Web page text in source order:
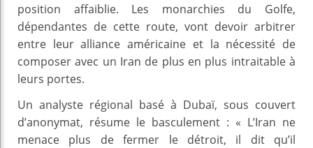
position affaiblie. Les monarchies du Golfe,
dépendantes de cette route, vont devoir arbitrer
entre leur alliance américaine et la nécessité de
composer avec un Iran de plus en plus intraitable à
leurs portes.
Un analyste régional basé à Dubaï, sous couvert
d’anonymat, résume le basculement : « L’Iran ne
menace plus de fermer le détroit, il dit qu’il